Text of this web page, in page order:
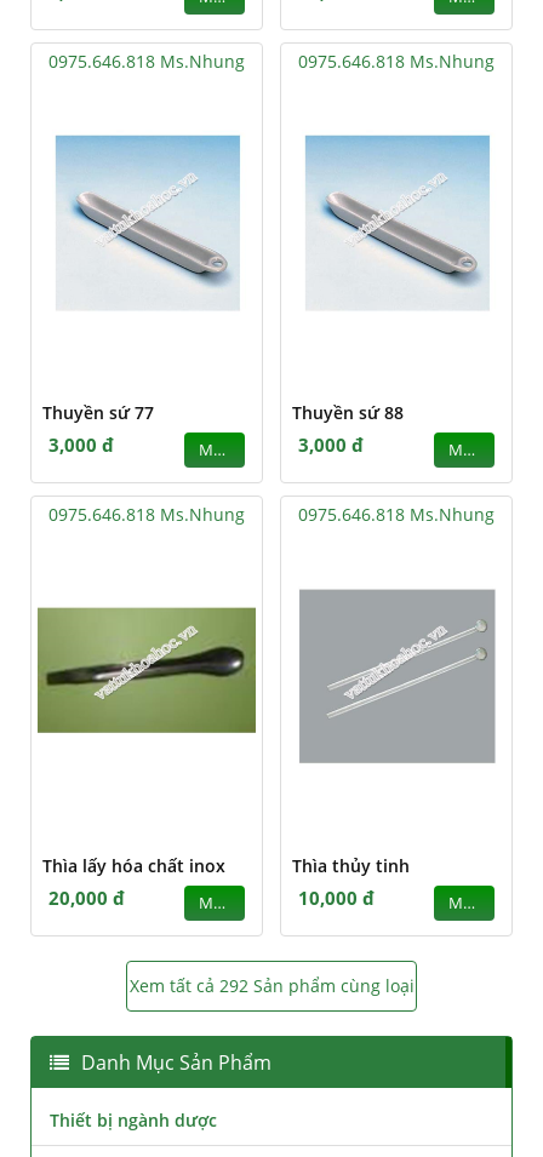
0975.646.818 Ms.Nhung
Thuyền sứ 77
3,000 đ MUA
0975.646.818 Ms.Nhung
Thuyền sứ 88
3,000 đ MUA
0975.646.818 Ms.Nhung
Thìa lấy hóa chất inox
20,000 đ MUA
0975.646.818 Ms.Nhung
Thìa thủy tinh
10,000 đ MUA
Xem tất cả 292 Sản phẩm cùng loại
Danh Mục Sản Phẩm
Thiết bị ngành dược